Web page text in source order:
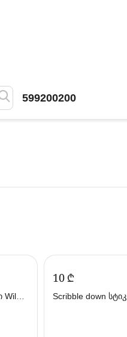
599200200
‍10‍ ₾
Scribble down